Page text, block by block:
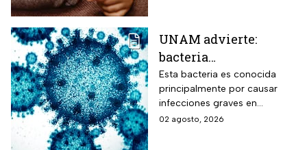
UNAM advierte:
bacteria
Acinetobacter
baumannii podría
transmitirse entre
humanos y animales
Esta bacteria es conocida
principalmente por causar
infecciones graves en
hospitales
02 agosto, 2026